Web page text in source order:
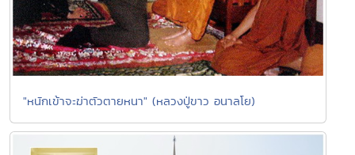
"หนักเข้าจะฆ่าตัวตายหนา" (หลวงปู่ขาว อนาลโย)